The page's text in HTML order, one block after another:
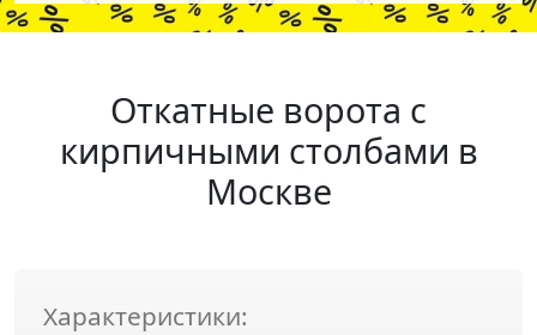
Откатные ворота с
кирпичными столбами в
Москве
Характеристики: